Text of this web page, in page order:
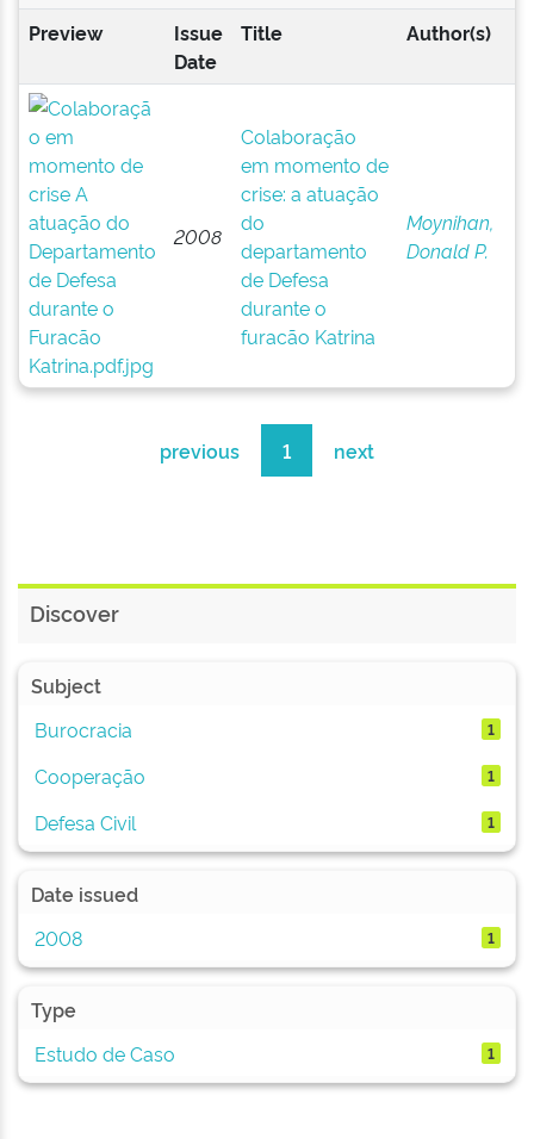
Preview
Issue
Date
Title Author(s)
2008
Colaboração
em momento de
crise: a atuação
do
departamento
de Defesa
durante o
furacão Katrina
Moynihan,
Donald P.
previous 1 next
Discover
Subject
Burocracia
1
Cooperação 1
Defesa Civil 1
Date issued
2008
1
Type
Estudo de Caso
1